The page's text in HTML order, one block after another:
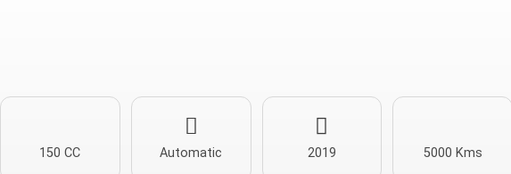
150 CC Automatic 2019 5000 Kms